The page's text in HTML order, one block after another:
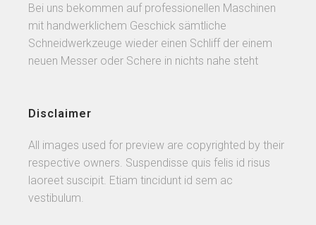
Bei uns bekommen auf professionellen Maschinen
mit handwerklichem Geschick sämtliche
Schneidwerkzeuge wieder einen Schliff der einem
neuen Messer oder Schere in nichts nahe steht
Disclaimer
All images used for preview are copyrighted by their
respective owners. Suspendisse quis felis id risus
laoreet suscipit. Etiam tincidunt id sem ac
vestibulum.